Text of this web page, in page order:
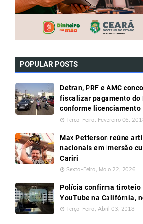
POPULAR POSTS
Detran, PRF e AMC
fiscalizar pagamento do
conforme licenciamento
Terça-Feira, Fevereiro 06,
Max Petterson reúne
nacionais em imersão
Cariri
Sexta-Feira, Maio 22, 2026
Polícia confirma tiroteio
YouTube na Califórnia,
Terça-Feira, Abril 03, 2018